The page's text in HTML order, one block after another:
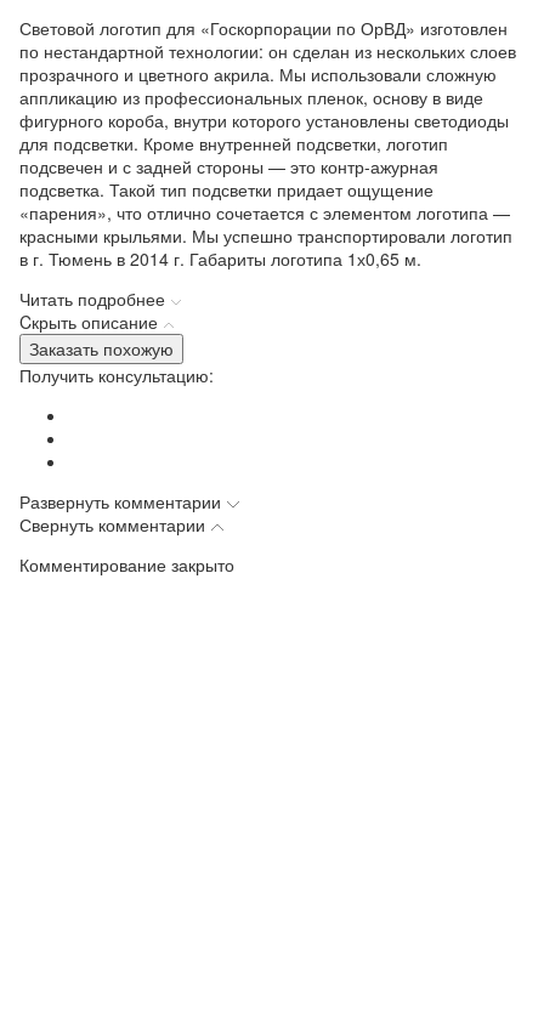
Световой логотип для «Госкорпорации по ОрВД» изготовлен
по нестандартной технологии: он сделан из нескольких слоев
прозрачного и цветного акрила. Мы использовали сложную
аппликацию из профессиональных пленок, основу в виде
фигурного короба, внутри которого установлены светодиоды
для подсветки. Кроме внутренней подсветки, логотип
подсвечен и с задней стороны — это контр-ажурная
подсветка. Такой тип подсветки придает ощущение
«парения», что отлично сочетается с элементом логотипа —
красными крыльями. Мы успешно транспортировали логотип
в г. Тюмень в 2014 г. Габариты логотипа 1х0,65 м.
Читать подробнее
Cкрыть описание
Заказать похожую
Получить консультацию:
Развернуть комментарии
Свернуть комментарии
Комментирование закрыто